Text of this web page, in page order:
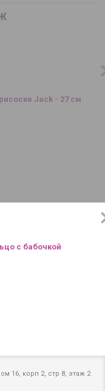
Jack - 27 см.
с бабочкой
16, корп 2, стр 8, этаж 2